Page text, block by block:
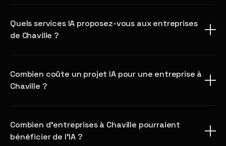
Quels services IA proposez-vous aux entreprises
de Chaville ?
Combien coûte un projet IA pour une entreprise à
Chaville ?
Combien d'entreprises à Chaville pourraient
bénéficier de l'IA ?